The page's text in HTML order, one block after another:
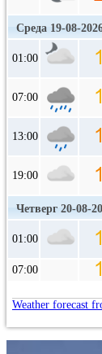
Среда 19-08-
01:00
07:00
13:00
19:00
Четверг 20-08-
01:00
07:00
Weather forecast